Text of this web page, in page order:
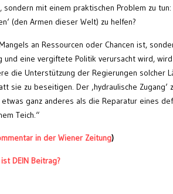
mit einem praktischen Problem zu tun:
(den Armen dieser Welt) zu helfen?
an Ressourcen oder Chancen ist,
eine vergiftete Politik verursacht wird,
die Unterstützung der Regierungen solcher
sie zu beseitigen. Der ‚hydraulische Zugang‘
ganz anderes als die Reparatur eines
Teich.“
in der Wiener Zeitung)
DEIN Beitrag?